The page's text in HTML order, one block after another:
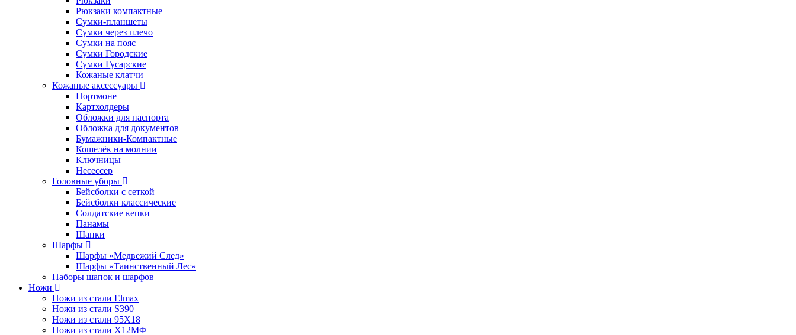
Рюкзаки компактные
Сумки-планшеты
Сумки через плечо
Сумки на пояс
Сумки Городские
Сумки Гусарские
Кожаные клатчи
Кожаные аксессуары
Портмоне
Картхолдеры
Обложки для паспорта
Обложка для документов
Бумажники-Компактные
Кошелёк на молнии
Ключницы
Несессер
Головные уборы
Бейсболки с сеткой
Бейсболки классические
Солдатские кепки
Панамы
Шапки
Шарфы
Шарфы «Медвежий След»
Шарфы «Таинственный Лес»
Наборы шапок и шарфов
Ножи
Ножи из стали Elmax
Ножи из стали S390
Ножи из стали 95X18
Ножи из стали Х12МФ